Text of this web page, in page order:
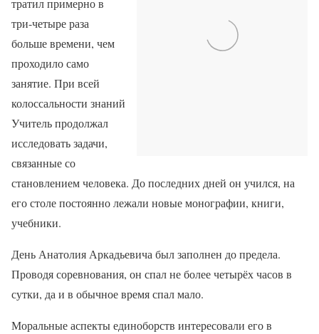
тратил примерно в
три-четыре раза
больше времени, чем
проходило само
занятие. При всей
колоссальности знаний
Учитель продолжал
исследовать задачи,
связанные со
становлением человека. До последних дней он учился, на
его столе постоянно лежали новые монографии, книги,
учебники.
День Анатолия Аркадьевича был заполнен до предела.
Проводя соревнования, он спал не более четырёх часов в
сутки, да и в обычное время спал мало.
Моральные аспекты единоборств интересовали его в